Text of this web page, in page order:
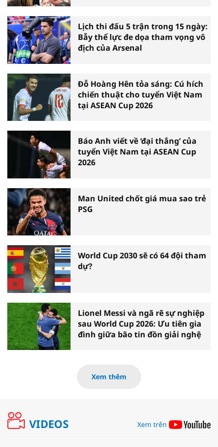
Lịch thi đấu 5 trận trong 15 ngày:
Bẫy thể lực đe dọa tham vọng vô
địch của Arsenal
Đỗ Hoàng Hên tỏa sáng: Cú hích
chiến thuật cho tuyển Việt Nam
tại ASEAN Cup 2026
Báo Anh viết về ‘đại thắng’ của
tuyển Việt Nam tại ASEAN Cup
2026
Man United chốt giá mua sao trẻ
PSG
World Cup 2030 sẽ có 64 đội tham
dự?
Lionel Messi và ngã rẽ sự nghiệp
sau World Cup 2026: Ưu tiên gia
đình giữa bão tin đồn giải nghệ
Xem thêm
VIDEOS Xem trên